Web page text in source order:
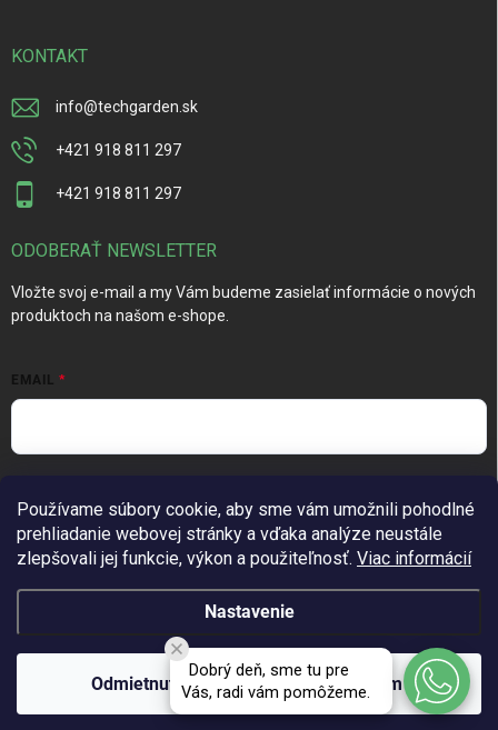
Používame súbory cookie, aby sme vám umožnili pohodlné
prehliadanie webovej stránky a vďaka analýze neustále
zlepšovali jej funkcie, výkon a použiteľnosť. Viac informácií
Nastavenie
Odmietnuť Súhlasím
KONTAKT
info@techgarden.sk
+421 918 811 297
+421 918 811 297
ODOBERAŤ NEWSLETTER
Vložte svoj e-mail a my Vám budeme zasielať informácie o nových
produktoch na našom e-shope.
EMAIL
údajov
Prihlásiť sa
Copyright 2026TechGarden.sk . Všetky práva vyhradené.Upraviť
nastavenie cookies
Dobrý deň, sme tu pre
Vás, radi vám pomôžeme.